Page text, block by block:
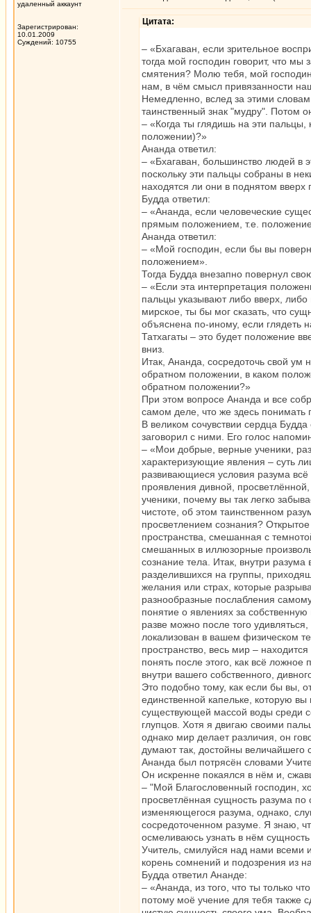
удаленный аккаунт
Зарегистрирован:
10.01.2009
Суждений: 10755
Цитата:
– «Бхагаван, если зрительное
тогда мой господин говорит, что
смятения? Молю тебя, мой
нам, в чём смысл привязанности
Немедленно, вслед за этими
таинственный знак "мудру". Потом
– «Когда ты глядишь на эти
положении)?»
Ананда ответил:
– «Бхагаван, большинство людей в
поскольку эти пальцы собраны в
находятся ли они в поднятом
Будда ответил:
– «Ананда, если человеческие
прямым положением, т.е.
Ананда ответил:
– «Мой господин, если бы вы
положением».
Тогда Будда внезапно повернул
– «Если эта интерпретация
пальцы указывают либо вверх, либо
мирское, ты бы мог сказать, что
объяснена по-иному, если глядеть
Татхагаты – это будет положение
вниз.
Итак, Ананда, сосредоточь свой ум
обратном положении, в каком
обратном положении?»
При этом вопросе Ананда и все
самом деле, что же здесь
В великом сочувствии сердца
заговорил с ними. Его голос
– «Мои добрые, верные ученики,
характеризующие явления – суть
развивающиеся условия разума
проявления дивной,
ученики, почему вы так легко
чистоте, об этом таинственном
просветлением сознания?
пространства, смешанная с
смешанных в иллюзорные
сознание тела. Итак, внутри
разделившихся на группы,
желания или страх, которые
разнообразные послабления
понятие о явлениях за
разве можно после того
локализован в вашем физическом
пространство, весь мир –
понять после этого, как всё
внутри вашего собственного,
Это подобно тому, как если бы вы,
единственной капельке, которую
существующей массой воды среди
глупцов. Хотя я двигаю своими
однако мир делает различия, он
думают так, достойны величайшего
Ананда был потрясён словами
Он искренне покаялся в нём и,
– "Мой Благословенный господин,
просветлённая сущность разума
изменяющегося разума, однако,
сосредоточенном разуме. Я знаю,
осмеливаюсь узнать в нём
Учитель, смилуйся над нами всеми
корень сомнений и подозрения из
Будда ответил Ананде:
– «Ананда, из того, что ты только
потому моё учение для тебя также